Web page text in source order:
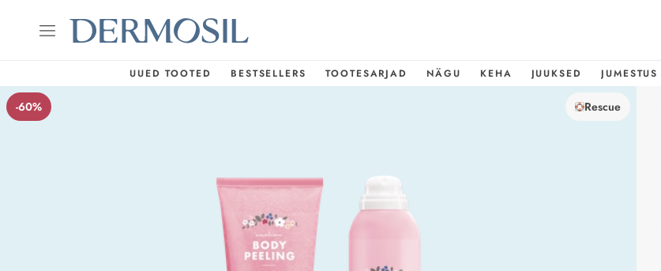
UUED TOOTED BESTSELLERS TOOTESARJAD NÄGU KEHA JUUKSED JUMESTUS
-60% Rescue